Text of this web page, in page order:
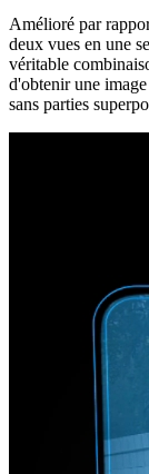
Amélioré par
deux vues en une
véritable
d'obtenir une
sans parties